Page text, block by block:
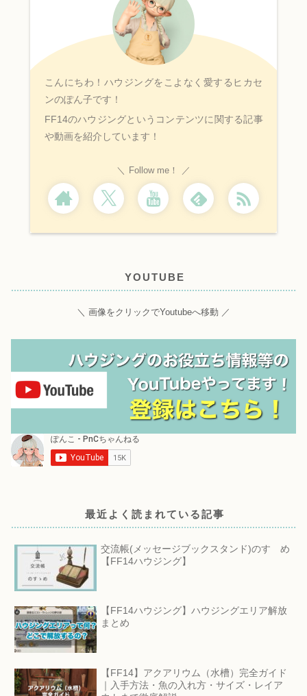
こんにちわ！ハウジングをこよなく愛するヒカセ
ンのぽん子です！
FF14のハウジングというコンテンツに関する記事
や動画を紹介しています！
Follow me！
YOUTUBE
＼ 画像をクリックでYoutubeへ移動 ／
最近よく読まれている記事
交流帳(メッセージブックスタンド)のすゝめ
【FF14ハウジング】
【FF14ハウジング】ハウジングエリア解放
まとめ
【FF14】アクアリウム（水槽）完全ガイド
｜入手方法・魚の入れ方・サイズ・レイア